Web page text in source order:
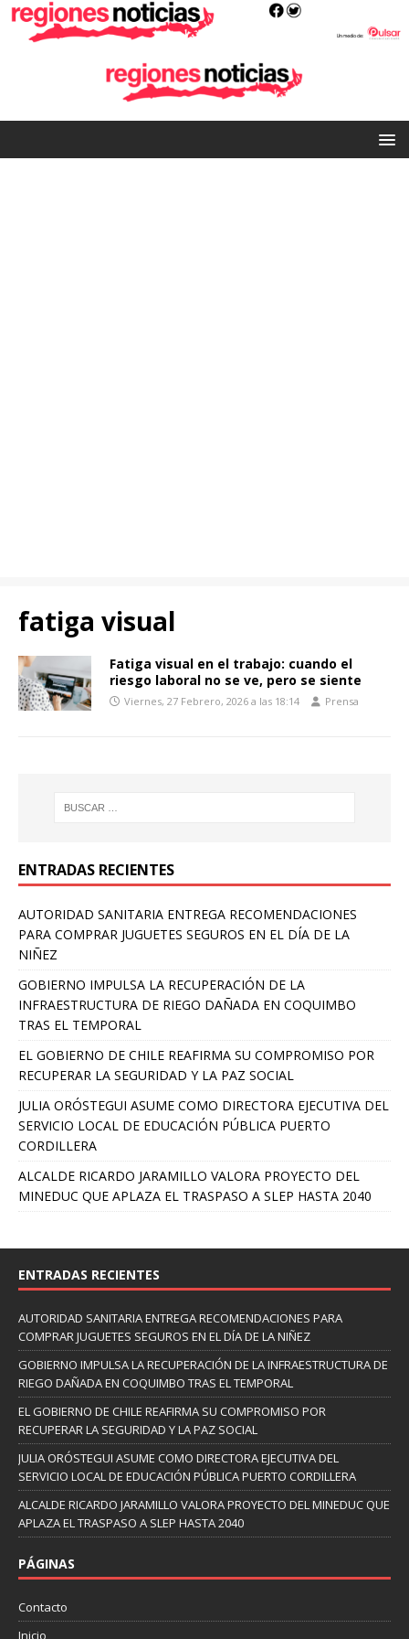
fatiga visual
Fatiga visual en el trabajo: cuando el
riesgo laboral no se ve, pero se siente
Viernes, 27 Febrero, 2026 a las 18:14 Prensa
ENTRADAS RECIENTES
AUTORIDAD SANITARIA ENTREGA RECOMENDACIONES
PARA COMPRAR JUGUETES SEGUROS EN EL DÍA DE LA
NIÑEZ
GOBIERNO IMPULSA LA RECUPERACIÓN DE LA
INFRAESTRUCTURA DE RIEGO DAÑADA EN COQUIMBO
TRAS EL TEMPORAL
EL GOBIERNO DE CHILE REAFIRMA SU COMPROMISO POR
RECUPERAR LA SEGURIDAD Y LA PAZ SOCIAL
JULIA ORÓSTEGUI ASUME COMO DIRECTORA EJECUTIVA DEL
SERVICIO LOCAL DE EDUCACIÓN PÚBLICA PUERTO
CORDILLERA
ALCALDE RICARDO JARAMILLO VALORA PROYECTO DEL
MINEDUC QUE APLAZA EL TRASPASO A SLEP HASTA 2040
ENTRADAS RECIENTES
AUTORIDAD SANITARIA ENTREGA RECOMENDACIONES PARA
COMPRAR JUGUETES SEGUROS EN EL DÍA DE LA NIÑEZ
GOBIERNO IMPULSA LA RECUPERACIÓN DE LA INFRAESTRUCTURA DE
RIEGO DAÑADA EN COQUIMBO TRAS EL TEMPORAL
EL GOBIERNO DE CHILE REAFIRMA SU COMPROMISO POR
RECUPERAR LA SEGURIDAD Y LA PAZ SOCIAL
JULIA ORÓSTEGUI ASUME COMO DIRECTORA EJECUTIVA DEL
SERVICIO LOCAL DE EDUCACIÓN PÚBLICA PUERTO CORDILLERA
ALCALDE RICARDO JARAMILLO VALORA PROYECTO DEL MINEDUC QUE
APLAZA EL TRASPASO A SLEP HASTA 2040
PÁGINAS
Contacto
Inicio